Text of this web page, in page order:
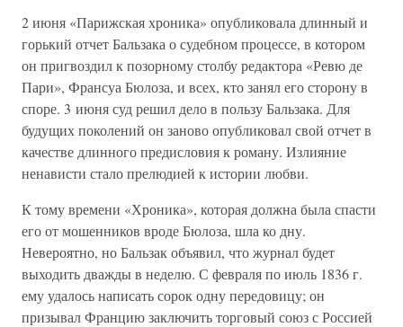
2 июня «Парижская хроника» опубликовала длинный и
горький отчет Бальзака о судебном процессе, в котором
он пригвоздил к позорному столбу редактора «Ревю де
Пари», Франсуа Бюлоза, и всех, кто занял его сторону в
споре. 3 июня суд решил дело в пользу Бальзака. Для
будущих поколений он заново опубликовал свой отчет в
качестве длинного предисловия к роману. Излияние
ненависти стало прелюдией к истории любви.
К тому времени «Хроника», которая должна была спасти
его от мошенников вроде Бюлоза, шла ко дну.
Невероятно, но Бальзак объявил, что журнал будет
выходить дважды в неделю. С февраля по июль 1836 г.
ему удалось написать сорок одну передовицу; он
призывал Францию заключить торговый союз с Россией